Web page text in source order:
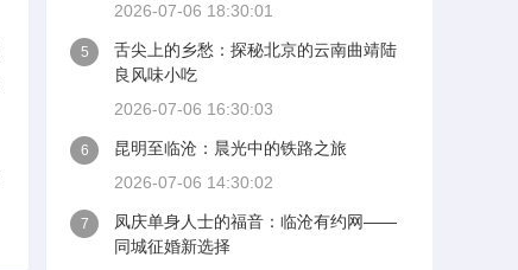
2026-07-06 18:30:01
5
舌尖上的乡愁：探秘北京的云南曲靖陆
良风味小吃
2026-07-06 16:30:03
6
昆明至临沧：晨光中的铁路之旅
2026-07-06 14:30:02
7
凤庆单身人士的福音：临沧有约网——
同城征婚新选择